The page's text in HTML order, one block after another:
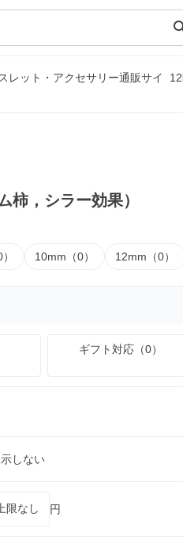
レット・アクセサリー通販サイ
柿，シラー効果）
10mm（0） 12mm（0）
ギフト対応（0）
しない
円